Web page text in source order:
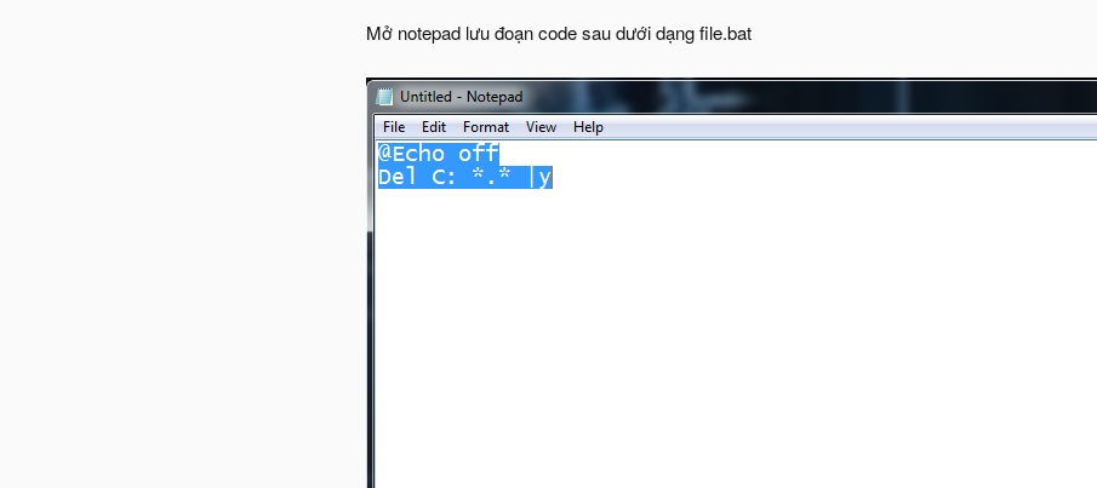
Mở notepad lưu đoạn code sau dưới dạng file.bat